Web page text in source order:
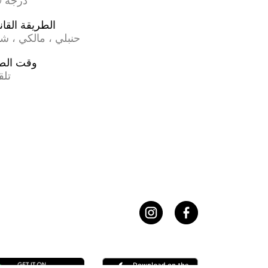
الطريقة
حنبلي ، مالكي ،
وقت